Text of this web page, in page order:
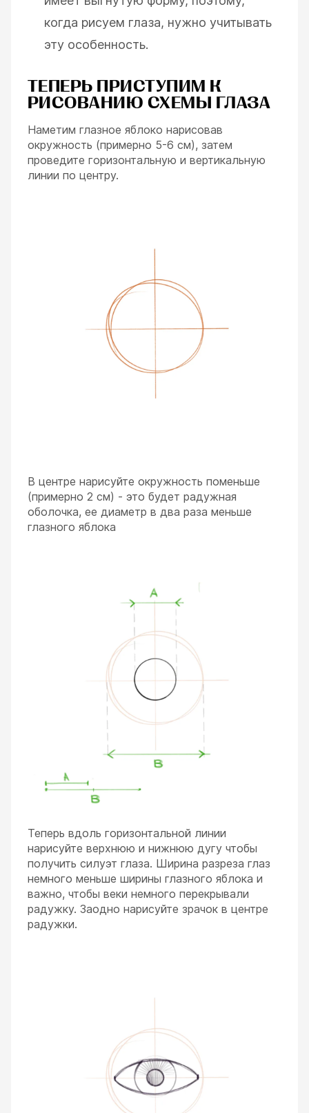
когда рисуем глаза, нужно учитывать
эту особенность.
ТЕПЕРЬ ПРИСТУПИМ К
РИСОВАНИЮ СХЕМЫ ГЛАЗА
Наметим глазное яблоко нарисовав
окружность (примерно 5-6 см), затем
проведите горизонтальную и вертикальную
линии по центру.
В центре нарисуйте окружность поменьше
(примерно 2 см) - это будет радужная
оболочка, ее диаметр в два раза меньше
глазного яблока
Теперь вдоль горизонтальной линии
нарисуйте верхнюю и нижнюю дугу чтобы
получить силуэт глаза. Ширина разреза глаз
немного меньше ширины глазного яблока и
важно, чтобы веки немного перекрывали
радужку. Заодно нарисуйте зрачок в центре
радужки.